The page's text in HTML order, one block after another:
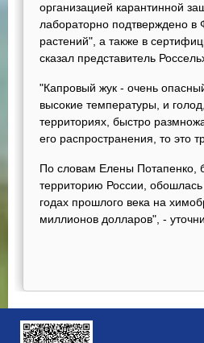
организацией карантинной
лабораторно подтверждено в
растений", а также в
сказал представитель
"Капровый жук - очень
высокие температуры, и
территориях, быстро
его распространения, то это
По словам Елены Потапенко,
территорию России,
годах прошлого века на
миллионов долларов", -